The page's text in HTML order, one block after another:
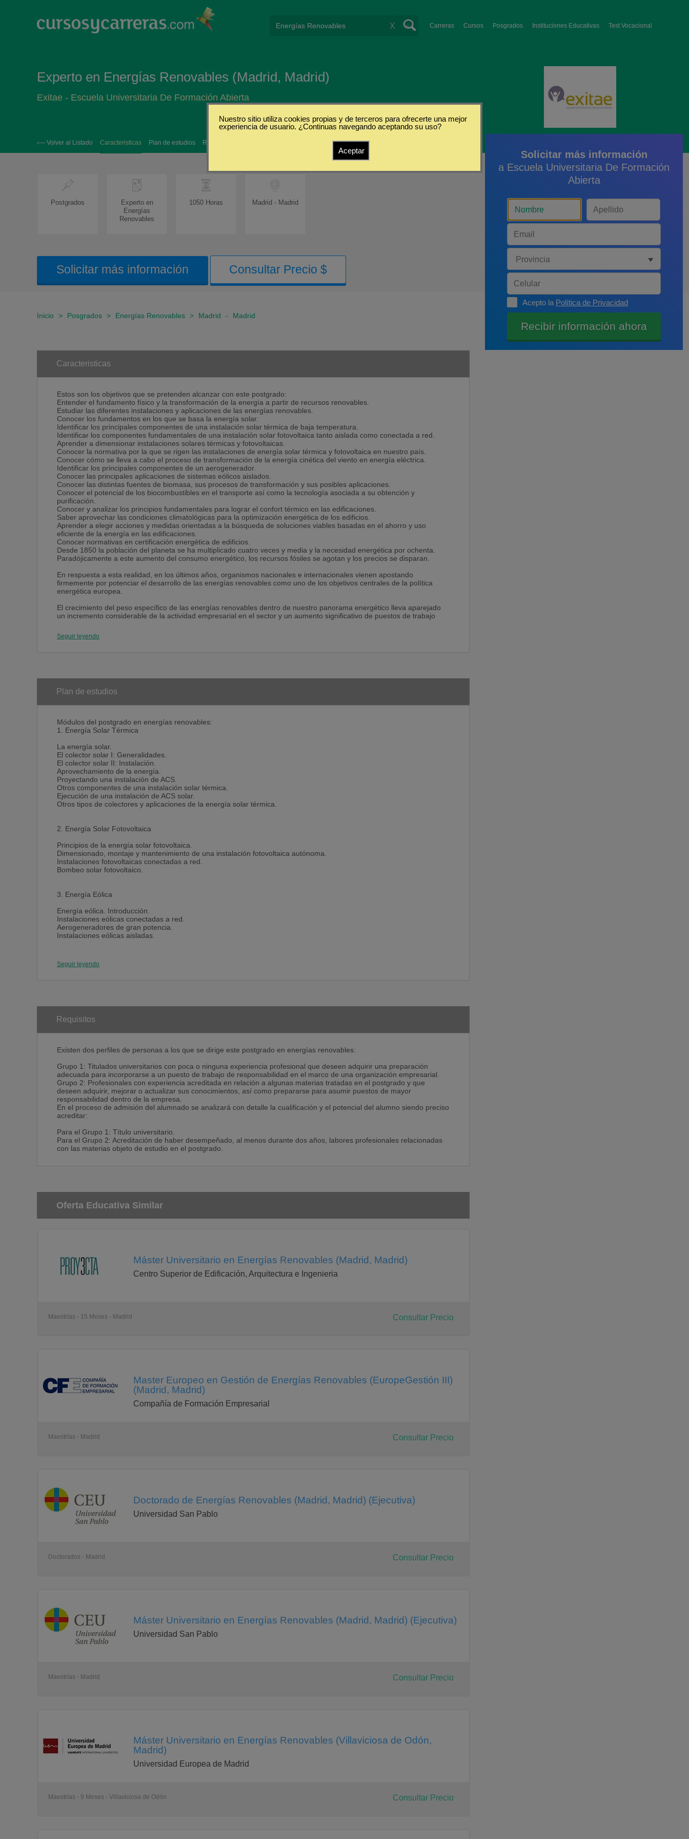
Carreras Cursos Posgrados Instituciones Educativas Test Vocacional
X
Experto en Energías Renovables (Madrid, Madrid)
Exitae - Escuela Universitaria De Formación Abierta
‹— Volver al Listado Caracteristicas Plan de estudios Requisitos
Postgrados
Experto en
Energías
Renovables
1050 Horas Madrid - Madrid
Solicitar más información Consultar Precio $
Inicio > Posgrados > Energías Renovables > Madrid - Madrid
Caracteristicas
Estos son los objetivos que se pretenden alcanzar con este postgrado:
Entender el fundamento físico y la transformación de la energía a partir de recursos renovables.
Estudiar las diferentes instalaciones y aplicaciones de las energías renovables.
Conocer los fundamentos en los que se basa la energía solar.
Identificar los principales componentes de una instalación solar térmica de baja temperatura.
Identificar los componentes fundamentales de una instalación solar fotovoltaica tanto aislada como conectada a red.
Aprender a dimensionar instalaciones solares térmicas y fotovoltaicas.
Conocer la normativa por la que se rigen las instalaciones de energía solar térmica y fotovoltaica en nuestro país.
Conocer cómo se lleva a cabo el proceso de transformación de la energía cinética del viento en energía eléctrica.
Identificar los principales componentes de un aerogenerador.
Conocer las principales aplicaciones de sistemas eólicos aislados.
Conocer las distintas fuentes de biomasa, sus procesos de transformación y sus posibles aplicaciones.
Conocer el potencial de los biocombustibles en el transporte así como la tecnología asociada a su obtención y
purificación.
Conocer y analizar los principios fundamentales para lograr el confort térmico en las edificaciones.
Saber aprovechar las condiciones climatológicas para la optimización energética de los edificios.
Aprender a elegir acciones y medidas orientadas a la búsqueda de soluciones viables basadas en el ahorro y uso
eficiente de la energía en las edificaciones.
Conocer normativas en certificación energética de edificios.
Desde 1850 la población del planeta se ha multiplicado cuatro veces y media y la necesidad energética por ochenta.
Paradójicamente a este aumento del consumo energético, los recursos fósiles se agotan y los precios se disparan.
En respuesta a esta realidad, en los últimos años, organismos nacionales e internacionales vienen apostando
firmemente por potenciar el desarrollo de las energías renovables como uno de los objetivos centrales de la política
energética europea.
El crecimiento del peso específico de las energías renovables dentro de nuestro panorama energético lleva aparejado
un incremento considerable de la actividad empresarial en el sector y un aumento significativo de puestos de trabajo
postgrado en energías renovables para complementar la preparación de profesionales del sector.
Seguir leyendo
Plan de estudios
Módulos del postgrado en energías renovables:
1. Energía Solar Térmica
La energía solar.
El colector solar I: Generalidades.
El colector solar II: Instalación.
Aprovechamiento de la energía.
Proyectando una instalación de ACS.
Otros componentes de una instalación solar térmica.
Ejecución de una instalación de ACS solar.
Otros tipos de colectores y aplicaciones de la energía solar térmica.
2. Energía Solar Fotovoltaica
Principios de la energía solar fotovoltaica.
Dimensionado, montaje y mantenimiento de una instalación fotovoltaica autónoma.
Instalaciones fotovoltaicas conectadas a red.
Bombeo solar fotovoltaico.
3. Energía Eólica
Energía eólica. Introducción.
Instalaciones eólicas conectadas a red.
Aerogeneradores de gran potencia.
Instalaciones eólicas aisladas.
4. Biomasa y Biocombustible
Combustión y gasificación.
Digestión anaerobia.
5. Arquitectura Bioclimática
Conceptos básicos sobre arquitectura bioclimática.
Clima y arquitectura.
Arquitectura e individuo: el confort global.
Diseño bioclimático.
Normativa y edificación.
Urbanismo ecológico.
Seguir leyendo
Requisitos
Existen dos perfiles de personas a los que se dirige este postgrado en energías renovables:
Grupo 1: Titulados universitarios con poca o ninguna experiencia profesional que deseen adquirir una preparación
adecuada para incorporarse a un puesto de trabajo de responsabilidad en el marco de una organización empresarial.
Grupo 2: Profesionales con experiencia acreditada en relación a algunas materias tratadas en el postgrado y que
deseen adquirir, mejorar o actualizar sus conocimientos, así como prepararse para asumir puestos de mayor
responsabilidad dentro de la empresa.
En el proceso de admisión del alumnado se analizará con detalle la cualificación y el potencial del alumno siendo preciso
acreditar:
Para el Grupo 1: Título universitario.
Para el Grupo 2: Acreditación de haber desempeñado, al menos durante dos años, labores profesionales relacionadas
con las materias objeto de estudio en el postgrado.
Oferta Educativa Similar
Máster Universitario en Energías Renovables (Madrid, Madrid)
Centro Superior de Edificación, Arquitectura e Ingenieria
Maestrías - 15 Meses - Madrid Consultar Precio
Master Europeo en Gestión de Energías Renovables (EuropeGestión III)
(Madrid, Madrid)
Compañía de Formación Empresarial
Maestrías - Madrid Consultar Precio
Doctorado de Energías Renovables (Madrid, Madrid) (Ejecutiva)
Universidad San Pablo
Doctorados - Madrid Consultar Precio
Máster Universitario en Energías Renovables (Madrid, Madrid) (Ejecutiva)
Universidad San Pablo
Maestrías - Madrid Consultar Precio
Máster Universitario en Energías Renovables (Villaviciosa de Odón,
Madrid)
Universidad Europea de Madrid
Maestrías - 9 Meses - Villaviciosa de Odón Consultar Precio
Solicitar más información
a Escuela Universitaria De Formación
Abierta
Acepto la Política de Privacidad
Nuestro sitio utiliza cookies propias y de terceros para ofrecerte una mejor
experiencia de usuario. ¿Continuas navegando aceptando su uso?
Aceptar